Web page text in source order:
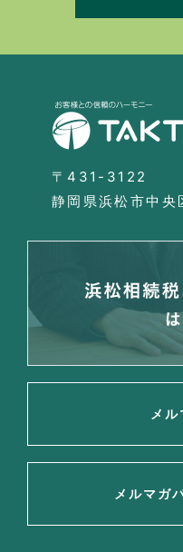
〒431-3122
静岡県浜松市中
メ
メルマガ